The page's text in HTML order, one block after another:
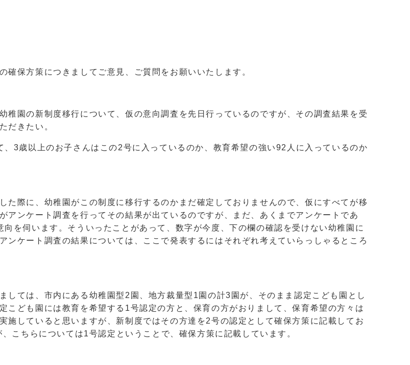
保方策につきましてご意見、ご質問をお願いいたします。
園の新制度移行について、仮の意向調査を先日行っているのですが、その調査結果を受
だきたい。
3歳以上のお子さんはこの2号に入っているのか、教育希望の強い92人に入っているのか
際に、幼稚園がこの制度に移行するのかまだ確定しておりませんので、仮にすべてが移
アンケート調査を行ってその結果が出ているのですが、まだ、あくまでアンケートであ
を伺います。そういったことがあって、数字が今度、下の欄の確認を受けない幼稚園に
ンケート調査の結果については、ここで発表するにはそれぞれ考えていらっしゃるところ
ては、市内にある幼稚園型2園、地方裁量型1園の計3園が、そのまま認定こども園とし
こども園には教育を希望する1号認定の方と、保育の方がおりまして、保育希望の方々は
施していると思いますが、新制度ではその方達を2号の認定として確保方策に記載してお
こちらについては1号認定ということで、確保方策に記載しています。